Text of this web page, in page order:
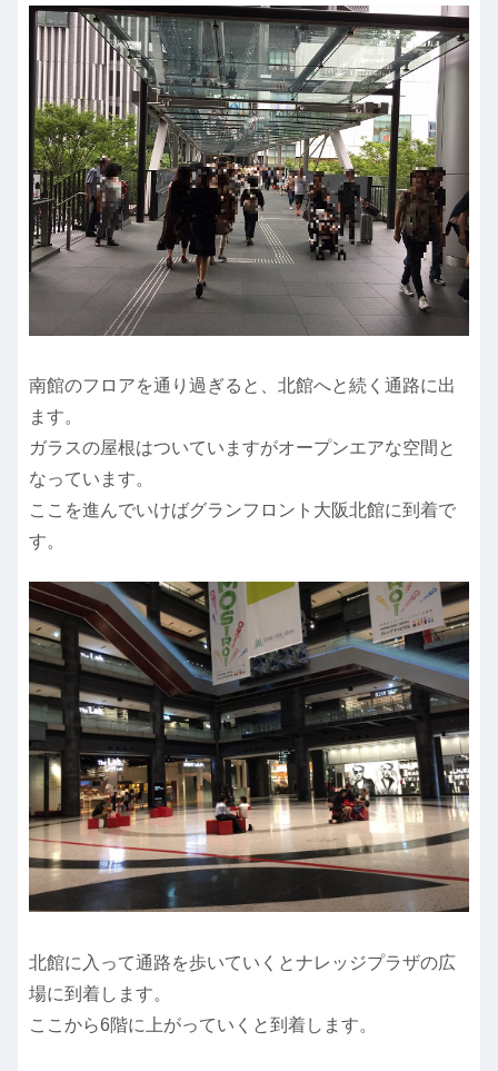
南館のフロアを通り過ぎると、北館へと続く通路に出
ます。
ガラスの屋根はついていますがオープンエアな空間と
なっています。
ここを進んでいけばグランフロント大阪北館に到着で
す。
北館に入って通路を歩いていくとナレッジプラザの広
場に到着します。
ここから6階に上がっていくと到着します。